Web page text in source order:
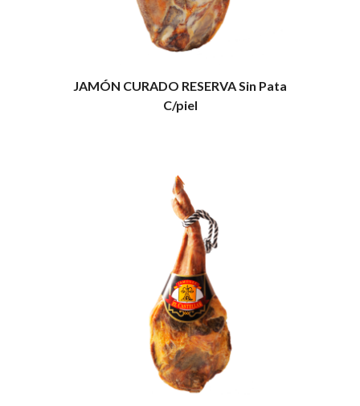
JAMÓN CURADO RESERVA Sin Pata
C/piel